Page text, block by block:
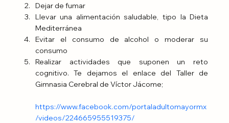
Dejar de fumar
Llevar una alimentación saludable, tipo la Dieta
Mediterránea
Evitar el consumo de alcohol o moderar su
consumo
Realizar actividades que suponen un reto
cognitivo. Te dejamos el enlace del Taller de
Gimnasia Cerebral de Víctor Jácome;
https://www.facebook.com/portaladultomayormx
/videos/224665955519375/